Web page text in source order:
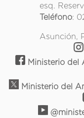
esq.
Teléfono:
Asunción,
Ministerio del
Ministerio del